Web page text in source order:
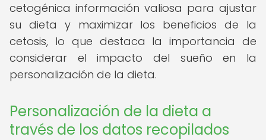
cetogénica información valiosa para ajustar
su dieta y maximizar los beneficios de la
cetosis, lo que destaca la importancia de
considerar el impacto del sueño en la
personalización de la dieta.
Personalización de la dieta a
través de los datos recopilados